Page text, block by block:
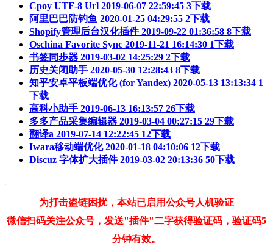
Cpoy UTF-8 Url 2019-06-07 22:59:45 3下载
阿里巴巴防钓鱼 2020-01-25 04:29:55 2下载
Shopify管理后台汉化插件 2019-09-22 01:36:58 8下载
Oschina Favorite Sync 2019-11-21 16:14:30 1下载
书签同步器 2019-03-02 14:25:29 2下载
历史关闭助手 2020-05-30 12:28:43 8下载
知乎安卓平板端优化 (for Yandex) 2020-05-13 13:13:34 1
下载
高科小助手 2019-06-13 16:13:57 26下载
多多产品采集编辑器 2019-03-04 00:27:15 29下载
翻译a 2019-07-14 12:22:45 12下载
Iwara移动端优化 2020-01-18 04:10:06 12下载
Discuz 字体扩大插件 2019-03-02 20:13:36 50下载
为打击盗链困扰，本站已启用公众号人机验证
微信扫码关注公众号，发送"插件"二字获得验证码，验证码5
分钟有效。